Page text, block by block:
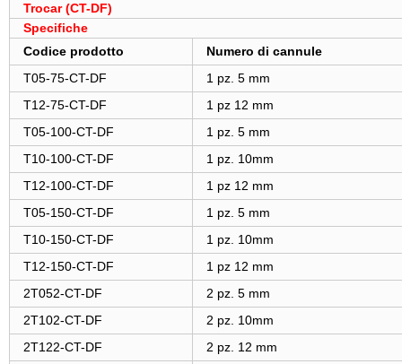
Trocar (CT-DF)
Specifiche
Codice prodotto
Numero di cannule
T05-75-CT-DF
1 pz. 5 mm
T12-75-CT-DF
1 pz 12 mm
T05-100-CT-DF
1 pz. 5 mm
T10-100-CT-DF
1 pz. 10mm
T12-100-CT-DF
1 pz 12 mm
T05-150-CT-DF
1 pz. 5 mm
T10-150-CT-DF
1 pz. 10mm
T12-150-CT-DF
1 pz 12 mm
2T052-CT-DF
2 pz. 5 mm
2T102-CT-DF
2 pz. 10mm
2T122-CT-DF
2 pz. 12 mm